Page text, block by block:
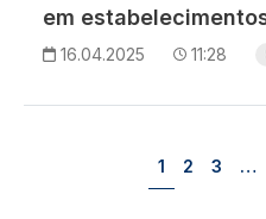
em
16.04.2025 11:28
Página
1 Página
2 Página
3 …